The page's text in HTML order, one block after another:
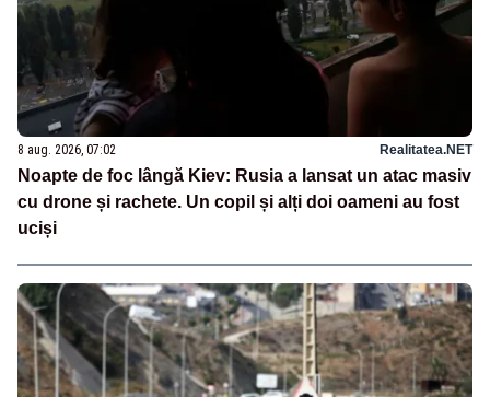
8 aug. 2026, 07:02 Realitatea.NET
Noapte de foc lângă Kiev: Rusia a lansat un atac masiv
cu drone și rachete. Un copil și alți doi oameni au fost
uciși